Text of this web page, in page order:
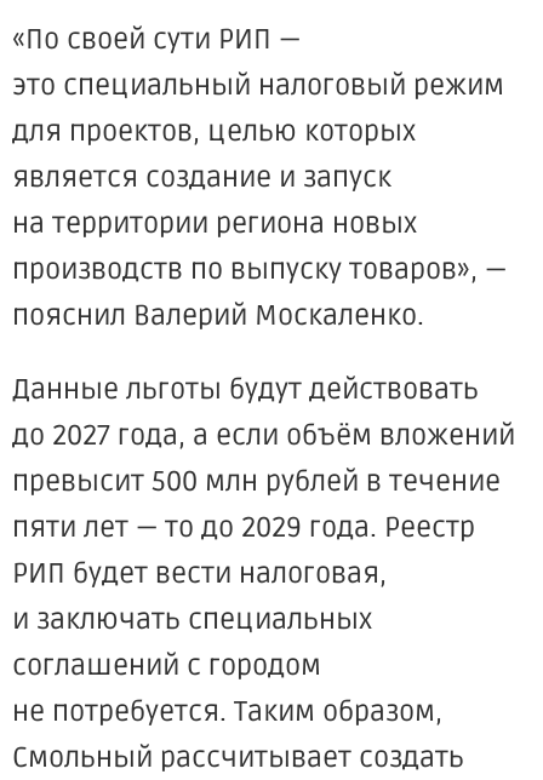
«По своей сути РИП —
это специальный налоговый режим
для проектов, целью которых
является создание и запуск
на территории региона новых
производств по выпуску товаров», —
пояснил Валерий Москаленко.
Данные льготы будут действовать
до 2027 года, а если объём вложений
превысит 500 млн рублей в течение
пяти лет — то до 2029 года. Реестр
РИП будет вести налоговая,
и заключать специальных
соглашений с городом
не потребуется. Таким образом,
Смольный рассчитывает создать